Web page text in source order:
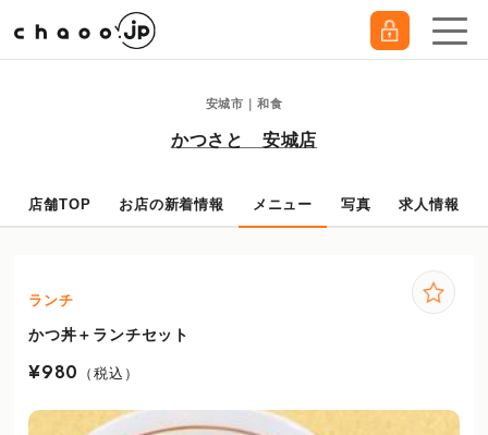
安城市｜和食
かつさと 安城店
店舗TOP お店の新着情報 メニュー 写真 求人情報
ランチ
かつ丼＋ランチセット
¥980 （税込）